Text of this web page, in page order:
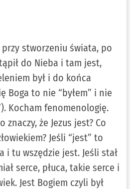
przy stworzeniu świata, po
do Nieba i tam jest,
był i do końca
Boga to nie “byłem” i nie
Kocham fenomenologię.
znaczy, że Jezus jest? Co
Jeśli “jest” to
i tu wszędzie jest. Jeśli stał
serce, płuca, takie serce i
Jest Bogiem czyli był